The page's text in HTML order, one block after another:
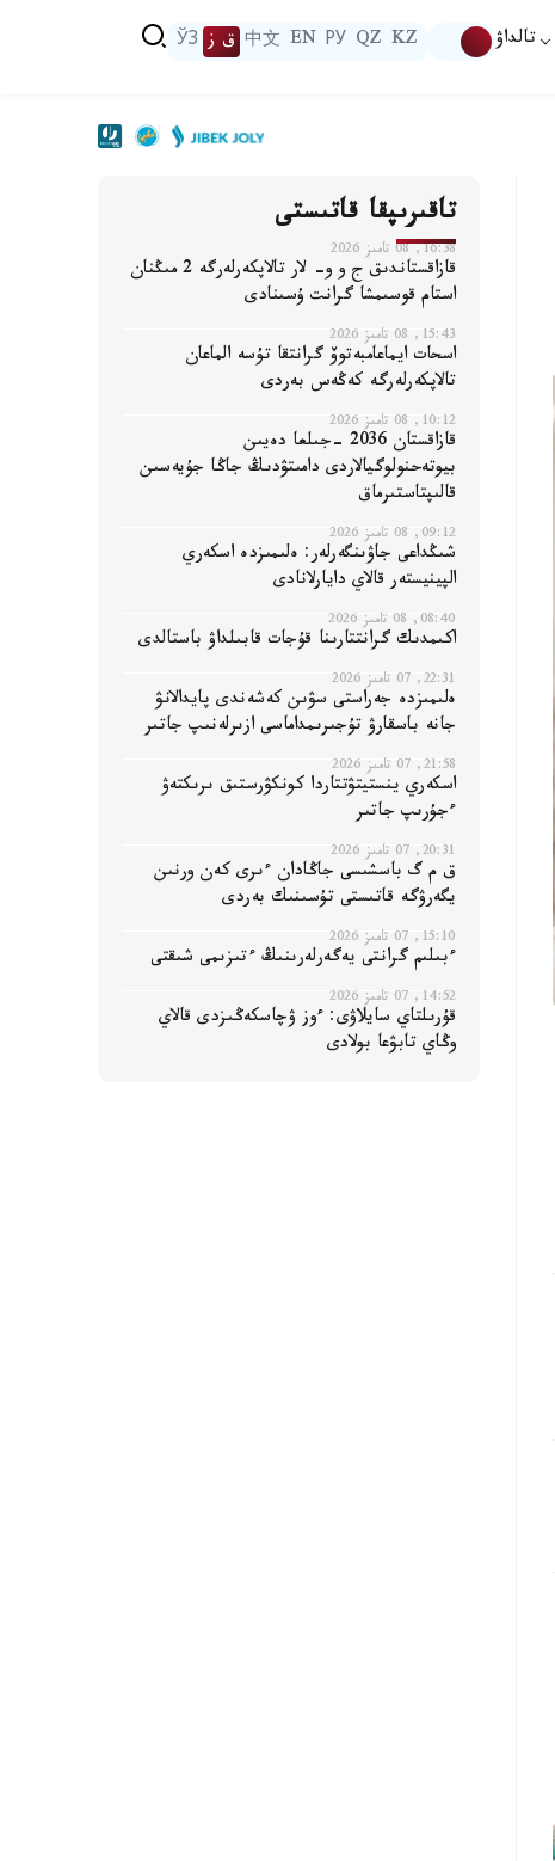
تالداۋ KZ
QZ
РУ
EN
中文 ق ز ЎЗ
تاقىرىپقا قاتىستى
16:38, 08 تامىز 2026
قازاقستاندىق ج و و- لار تالاپكەرلەرگە 2 مىڭنان
استام قوسىمشا گرانت ۇسىنادى
15:43, 08 تامىز 2026
اسحات ايماعامبەتوۆ گرانتقا تۇسە الماعان
تالاپكەرلەرگە كەڭەس بەردى
10:12, 08 تامىز 2026
قازاقستان 2036 -جىلعا دەيىن
بيوتەحنولوگيالاردى دامىتۋدىڭ جاڭا جۇيەسىن
قالىپتاستىرماق
09:12, 08 تامىز 2026
شىڭداعى جاۋىنگەرلەر: ەلىمىزدە اسكەري
الپينيستەر قالاي دايارلانادى
08:40, 08 تامىز 2026
اكىمدىك گرانتتارىنا قۇجات قابىلداۋ باستالدى
22:31, 07 تامىز 2026
ەلىمىزدە جەراستى سۋىن كەشەندى پايدالانۋ
جانە باسقارۋ تۇجىرىمداماسى ازىرلەنىپ جاتىر
21:58, 07 تامىز 2026
اسكەري ينستيتۋتتاردا كونكۋرستىق ىرىكتەۋ
ءجۇرىپ جاتىر
20:31, 07 تامىز 2026
ق م گ باسشىسى جاڭادان ءىرى كەن ورنىن
يگەرۋگە قاتىستى تۇسىنىك بەردى
15:10, 07 تامىز 2026
ءبىلىم گرانتى يەگەرلەرىنىڭ ءتىزىمى شىقتى
14:52, 07 تامىز 2026
قۇرىلتاي سايلاۋى: ءوز ۋچاسكەڭىزدى قالاي
وڭاي تابۋعا بولادى